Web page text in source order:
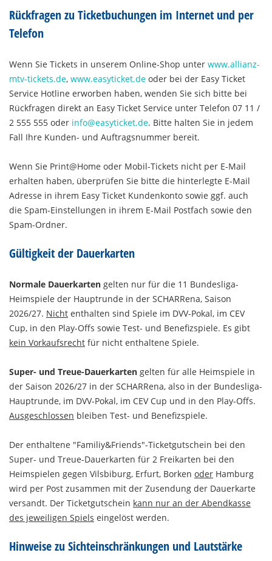
Rückfragen zu Ticketbuchungen im Internet und per
Telefon
Wenn Sie Tickets in unserem Online-Shop unter www.allianz-
mtv-tickets.de, www.easyticket.de oder bei der Easy Ticket
Service Hotline erworben haben, wenden Sie sich bitte bei
Rückfragen direkt an Easy Ticket Service unter Telefon 07 11 /
2 555 555 oder info@easyticket.de. Bitte halten Sie in jedem
Fall Ihre Kunden- und Auftragsnummer bereit.
Wenn Sie Print@Home oder Mobil-Tickets nicht per E-Mail
erhalten haben, überprüfen Sie bitte die hinterlegte E-Mail
Adresse in ihrem Easy Ticket Kundenkonto sowie ggf. auch
die Spam-Einstellungen in ihrem E-Mail Postfach sowie den
Spam-Ordner.
Gültigkeit der Dauerkarten
Normale Dauerkarten gelten nur für die 11 Bundesliga-
Heimspiele der Hauptrunde in der SCHARRena, Saison
2026/27. Nicht enthalten sind Spiele im DVV-Pokal, im CEV
Cup, in den Play-Offs sowie Test- und Benefizspiele. Es gibt
kein Vorkaufsrecht für nicht enthaltene Spiele.
Super- und Treue-Dauerkarten gelten für alle Heimspiele in
der Saison 2026/27 in der SCHARRena, also in der Bundesliga-
Hauptrunde, im DVV-Pokal, im CEV Cup und in den Play-Offs.
Ausgeschlossen bleiben Test- und Benefizspiele.
Der enthaltene "Familiy&Friends"-Ticketgutschein bei den
Super- und Treue-Dauerkarten für 2 Freikarten bei den
Heimspielen gegen Vilsbiburg, Erfurt, Borken oder Hamburg
wird per Post zusammen mit der Zusendung der Dauerkarte
versandt. Der Ticketgutschein kann nur an der Abendkasse
des jeweiligen Spiels eingelöst werden.
Hinweise zu Sichteinschränkungen und Lautstärke